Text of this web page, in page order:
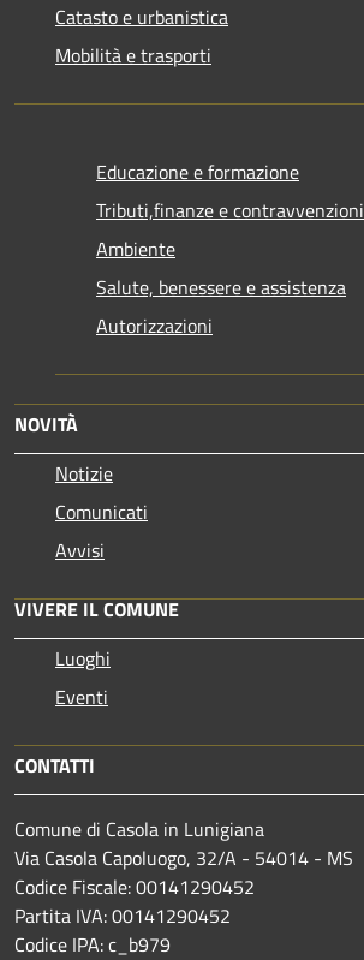
Catasto e urbanistica
Mobilità e trasporti
Educazione e formazione
Tributi,finanze e contravvenzioni
Ambiente
Salute, benessere e assistenza
Autorizzazioni
NOVITÀ
Notizie
Comunicati
Avvisi
VIVERE IL COMUNE
Luoghi
Eventi
CONTATTI
Comune di Casola in Lunigiana
Via Casola Capoluogo, 32/A - 54014 - MS
Codice Fiscale: 00141290452
Partita IVA: 00141290452
Codice IPA: c_b979